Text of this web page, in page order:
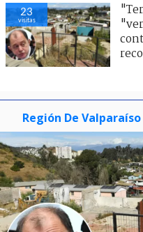
23
visitas
Región De Valparaíso